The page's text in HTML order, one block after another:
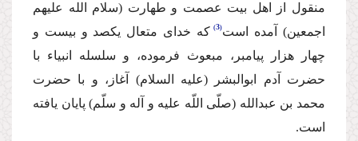
منقول از اهل بیت عصمت و طهارت (سلام الله علیهم
اجمعین) آمده است 3
كه خداى متعال یكصد و بیست و
چهار هزار پیامبر، مبعوث فرموده، و سلسله انبیاء با
حضرت آدم ابوالبشر (علیه السلام) آغاز، و با حضرت
محمد بن عبدالله (صلّى اللّه علیه و آله و سلّم) پایان یافته
است.